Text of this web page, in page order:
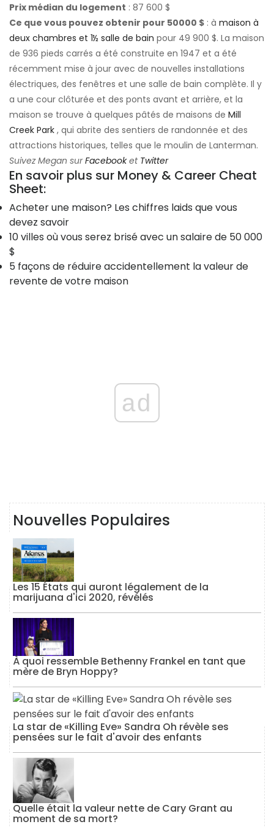
Prix ​​médian du logement : 87 600 $
Ce que vous pouvez obtenir pour 50000 $ : à maison à
deux chambres et 1½ salle de bain pour 49 900 $. La maison
de 936 pieds carrés a été construite en 1947 et a été
récemment mise à jour avec de nouvelles installations
électriques, des fenêtres et une salle de bain complète. Il y
a une cour clôturée et des ponts avant et arrière, et la
maison se trouve à quelques pâtés de maisons de Mill
Creek Park , qui abrite des sentiers de randonnée et des
attractions historiques, telles que le moulin de Lanterman.
Suivez Megan surFacebooket Twitter
En savoir plus sur Money & Career Cheat
Sheet:
Acheter une maison? Les chiffres laids que vous
devez savoir
10 villes où vous serez brisé avec un salaire de 50 000
$
5 façons de réduire accidentellement la valeur de
revente de votre maison
ad
Nouvelles Populaires
Les 15 États qui auront légalement de la
marijuana d'ici 2020, révélés
À quoi ressemble Bethenny Frankel en tant que
mère de Bryn Hoppy?
La star de «Killing Eve» Sandra Oh révèle ses
pensées sur le fait d'avoir des enfants
Quelle était la valeur nette de Cary Grant au
moment de sa mort?